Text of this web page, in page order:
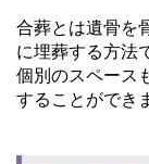
合葬とは遺骨を
に埋葬する方法
個別のスペース
することができ